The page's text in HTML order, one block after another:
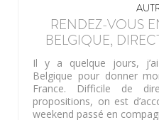
RENDEZ-VOUS
BELGIQUE,
Il y a quelque jours,
Belgique pour donner
France. Difficile de
propositions, on est
weekend passé en